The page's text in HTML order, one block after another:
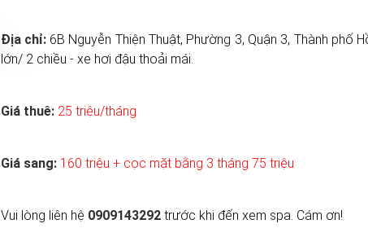
Địa chỉ:6B Nguyễn Thiện Thuật, Phường 3, Quận 3, Thành phố
lớn/ 2 chiều - xe hơi đậu thoải mái.
Giá thuê: 25 triệu/tháng
Giá sang: 160 triệu + cọc mặt bằng 3 tháng 75 triệu
Vui lòng liên hệ 0909143292trước khi đến xem spa. Cám ơn!